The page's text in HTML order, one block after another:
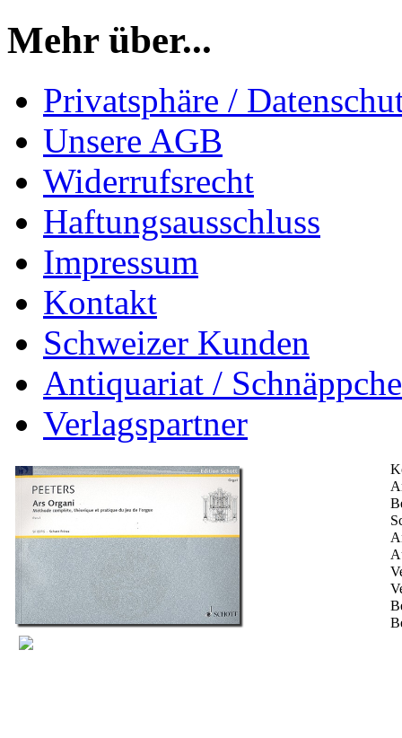
Mehr über...
Privatsphäre /
Unsere AGB
Widerrufsrecht
Haftungsausschluss
Impressum
Kontakt
Schweizer Kunden
Antiquariat /
Verlagspartner